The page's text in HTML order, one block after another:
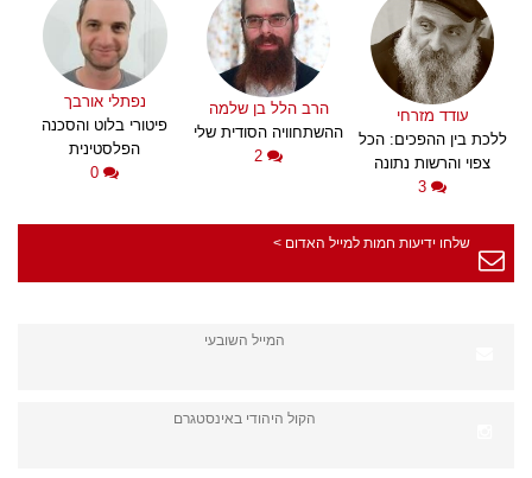
עודד מזרחי
ללכת בין ההפכים: הכל
צפוי והרשות נתונה
3
הרב הלל בן שלמה
ההשתחוויה הסודית שלי
2
נפתלי אורבך
פיטורי בלוט והסכנה
הפלסטינית
0
שלחו ידיעות חמות למייל האדום >
המייל השובעי
הקול היהודי באינסטגרם